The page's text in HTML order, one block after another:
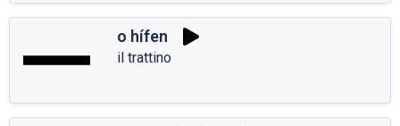
o hífen
il trattino